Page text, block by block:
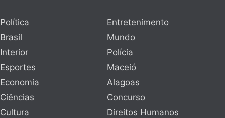
Política
Entretenimento
Brasil
Mundo
Interior
Polícia
Esportes
Maceió
Economia
Alagoas
Ciências
Concurso
Cultura
Direitos Humanos